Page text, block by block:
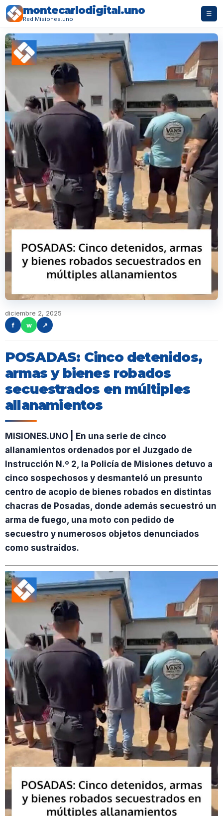
montecarlodigital.uno
Red Misiones.uno
☰
diciembre 2, 2025
f
w ↗
POSADAS: Cinco detenidos,
armas y bienes robados
secuestrados en múltiples
allanamientos
MISIONES.UNO | En una serie de cinco
allanamientos ordenados por el Juzgado de
Instrucción N.º 2, la Policía de Misiones detuvo a
cinco sospechosos y desmanteló un presunto
centro de acopio de bienes robados en distintas
chacras de Posadas, donde además secuestró un
arma de fuego, una moto con pedido de
secuestro y numerosos objetos denunciados
como sustraídos.